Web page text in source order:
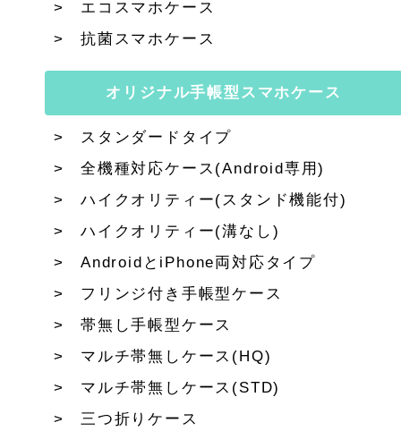
エコスマホケース
抗菌スマホケース
オリジナル手帳型スマホケース
スタンダードタイプ
全機種対応ケース(Android専用)
ハイクオリティー(スタンド機能付)
ハイクオリティー(溝なし)
AndroidとiPhone両対応タイプ
フリンジ付き手帳型ケース
帯無し手帳型ケース
マルチ帯無しケース(HQ)
マルチ帯無しケース(STD)
三つ折りケース